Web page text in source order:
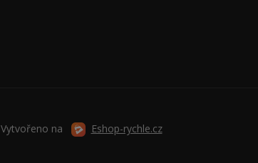
Vytvořeno na Eshop-rychle.cz